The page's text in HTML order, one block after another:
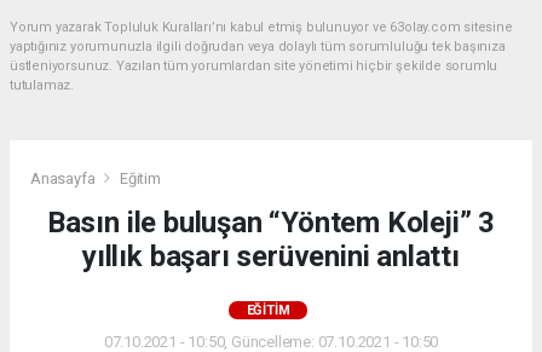
Yorum yazarak Topluluk Kuralları’nı kabul etmiş bulunuyor ve 63olay.com sitesine
yaptığınız yorumunuzla ilgili doğrudan veya dolaylı tüm sorumluluğu tek başınıza
üstleniyorsunuz. Yazılan tüm yorumlardan site yönetimi hiçbir şekilde sorumlu
tutulamaz.
Anasayfa Eğitim
Basın ile buluşan “Yöntem Koleji” 3
yıllık başarı serüvenini anlattı
EĞITIM
07.10.2021 - 10:50, Güncelleme: 07.10.2021 - 10:50